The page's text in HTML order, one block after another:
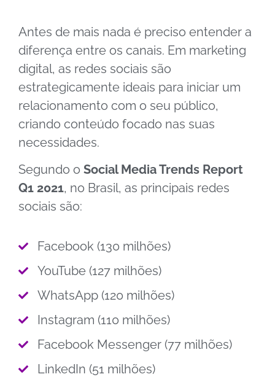
Antes de mais nada é preciso entender a
diferença entre os canais. Em marketing
digital, as redes sociais são
estrategicamente ideais para iniciar um
relacionamento com o seu público,
criando conteúdo focado nas suas
necessidades.
Segundo o Social Media Trends Report
Q1 2021, no Brasil, as principais redes
sociais são:
Facebook (130 milhões)
YouTube (127 milhões)
WhatsApp (120 milhões)
Instagram (110 milhões)
Facebook Messenger (77 milhões)
LinkedIn (51 milhões)